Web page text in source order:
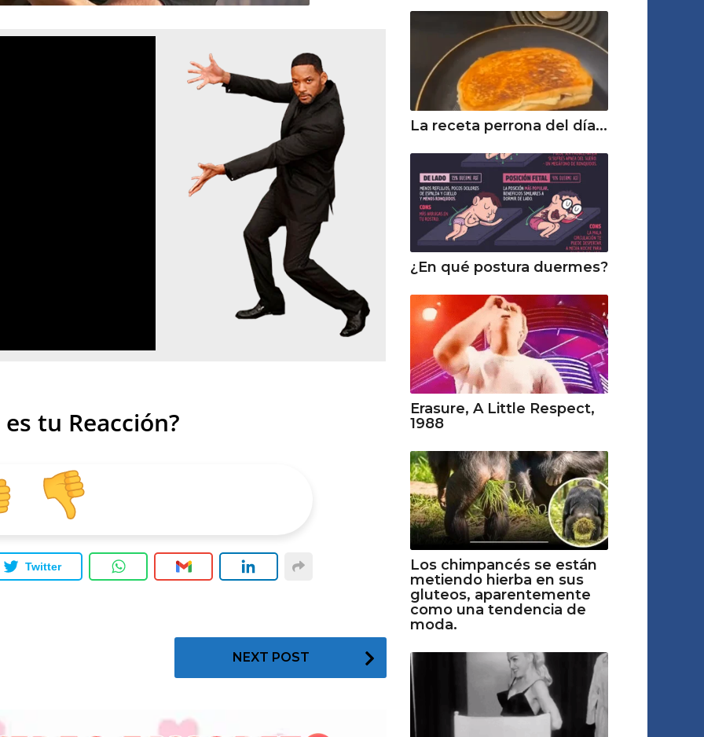
tu Reacción?
Twitter
NEXT POST
La receta perrona del día...
¿En qué postura duermes?
Erasure, A Little Respect,
1988
Los chimpancés se están
metiendo hierba en sus
gluteos, aparentemente
como una tendencia de
moda.